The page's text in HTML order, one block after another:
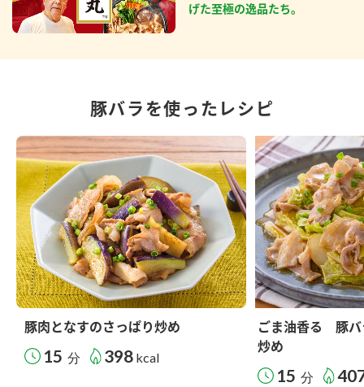
げた至極の逸品たち。
豚バラを使ったレシピ
豚肉となすのさっぱり炒め
15 分 398 kcal
ごま油香る 豚バ
炒め
15 分